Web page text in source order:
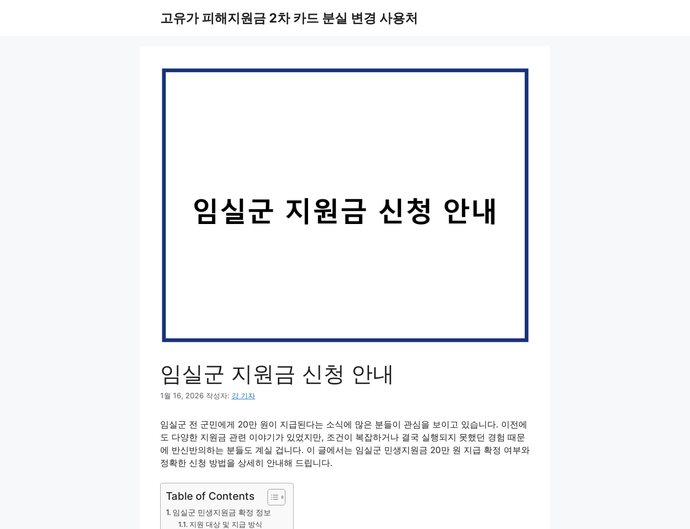
고유가 피해지원금 2차 카드 분실 변경 사용처
임실군 지원금 신청 안내
1월 16, 2026 작성자: 강 기자
임실군 전 군민에게 20만 원이 지급된다는 소식에 많은 분들이 관심을 보이고 있습니다. 이전에
도 다양한 지원금 관련 이야기가 있었지만, 조건이 복잡하거나 결국 실행되지 못했던 경험 때문
에 반신반의하는 분들도 계실 겁니다. 이 글에서는 임실군 민생지원금 20만 원 지급 확정 여부와
정확한 신청 방법을 상세히 안내해 드립니다.
Table of Contents
임실군 민생지원금 확정 정보
지원 대상 및 지급 방식